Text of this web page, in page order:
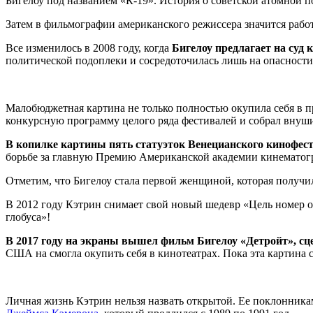
Затем в фильмографии американского режиссера значится
Все изменилось в 2008 году, когда Бигелоу предлагает на
политической подоплеки и сосредоточилась лишь на
Малобюджетная картина не только полностью окупила себя
конкурсную программу целого ряда фестивалей и собрал
В копилке картины пять статуэток Венецианского
борьбе за главную Премию Американской академии
Отметим, что Бигелоу стала первой женщиной, которая
В 2012 году Кэтрин снимает свой новый шедевр «Цель номер
глобуса»!
В 2017 году на экраны вышел фильм Бигелоу «Детройт»,
США на смогла окупить себя в кинотеатрах. Пока эта картина
Личная жизнь Кэтрин нельзя назвать открытой. Ее